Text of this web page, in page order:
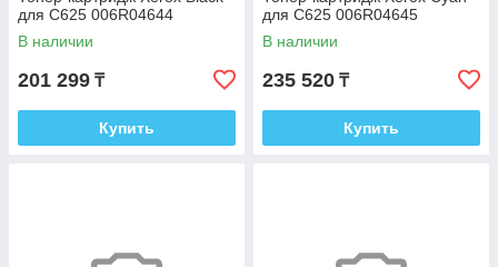
для C625 006R04644
В наличии
201 299 ₸
Купить
для C625 006R04645
В наличии
235 520 ₸
Купить